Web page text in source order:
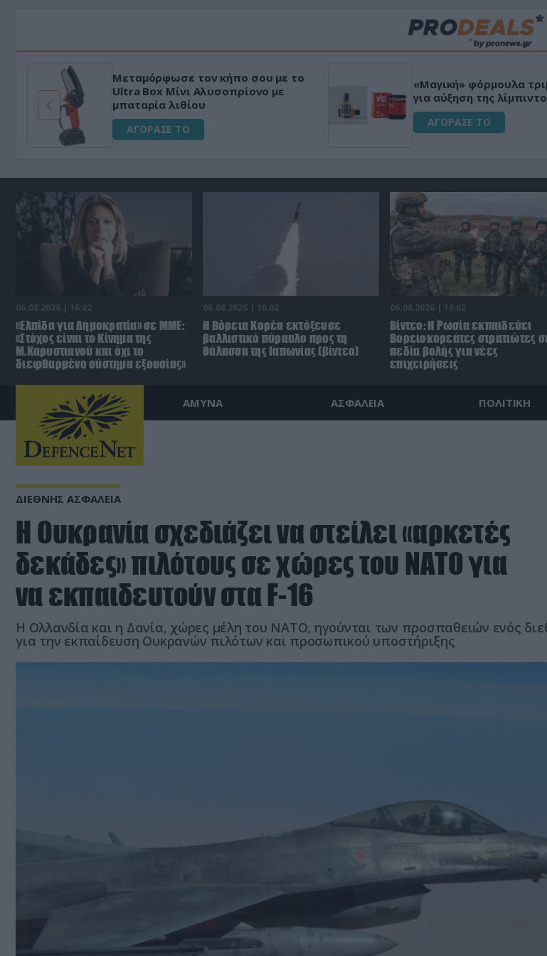
Μεταμόρφωσε τον κήπο σου με το
Ultra Box Μίνι Αλυσοπρίονο με
μπαταρία λιθίου
ΑΓΟΡΑΣΕ ΤΟ
«Μαγική» φόρμουλα
για αύξηση της λίμπιντο
ΑΓΟΡΑΣΕ ΤΟ
06.08.2026 | 16:02
«Ελπίδα για Δημοκρατία» σε ΜΜΕ:
«Στόχος είναι το Κίνημα της
Μ.Καρυστιανού και όχι το
διεφθαρμένο σύστημα εξουσίας»
06.08.2026 | 16:02
Η Βόρεια Κορέα εκτόξευσε
βαλλιστικό πύραυλο προς τη
θάλασσα της Ιαπωνίας (βίντεο)
06.08.2026 | 16:02
Βίντεο: Η Ρωσία εκπαιδεύει
Βορειοκορεάτες στρατιώτες
πεδία βολής για νέες
επιχειρήσεις
ΑΜΥΝΑ ΑΣΦΑΛΕΙΑ ΠΟΛΙΤΙΚΗ
ΔΙΕΘΝΗΣ ΑΣΦΑΛΕΙΑ
Η Ουκρανία σχεδιάζει να στείλει «αρκετές
δεκάδες» πιλότους σε χώρες του ΝΑΤΟ για
να εκπαιδευτούν στα F-16
Η Ολλανδία και η Δανία, χώρες μέλη του ΝΑΤΟ, ηγούνται των προσπαθειών ενός
για την εκπαίδευση Ουκρανών πιλότων και προσωπικού υποστήριξης